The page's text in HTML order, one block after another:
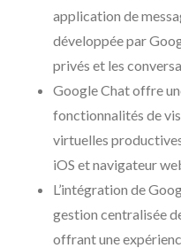
application de
développée par
privés et les
Google Chat offre
fonctionnalités de
virtuelles
iOS et navigateur
L’intégration de
gestion centralisée
offrant une